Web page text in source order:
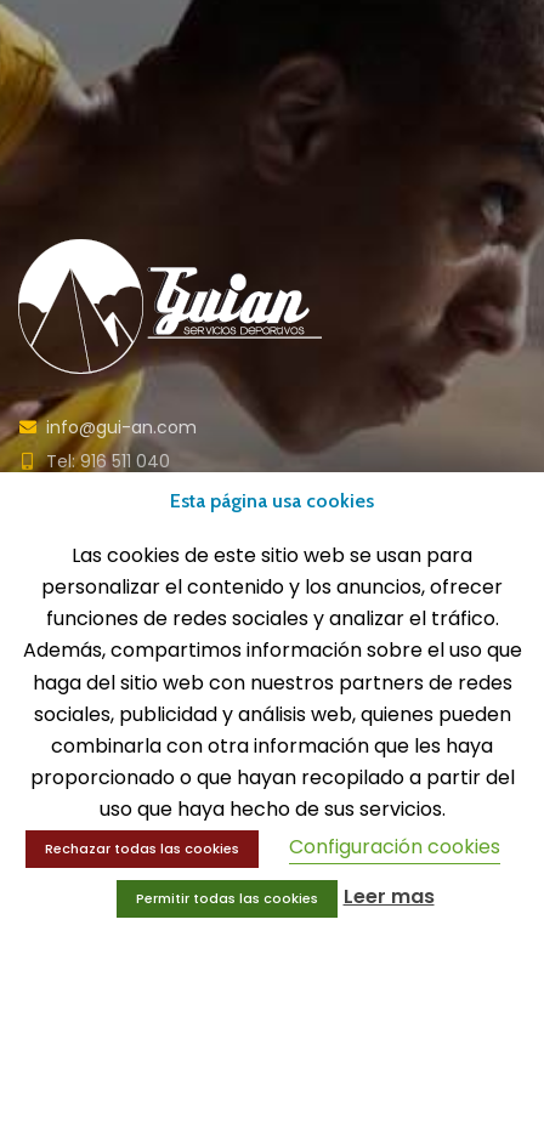
info@gui-an.com
Tel: 916 511 040
Whatsapp: 609 72 24 10
SOLICITA INFORMACIÓN
MENÚ
Balones
Educación física
Entrenamiento y educación física
Esta página usa cookies
Las cookies de este sitio web se usan para
personalizar el contenido y los anuncios, ofrecer
funciones de redes sociales y analizar el tráfico.
Además, compartimos información sobre el uso que
haga del sitio web con nuestros partners de redes
sociales, publicidad y análisis web, quienes pueden
combinarla con otra información que les haya
proporcionado o que hayan recopilado a partir del
uso que haya hecho de sus servicios.
Rechazar todas las cookies Configuración cookies
Permitir todas las cookies Leer mas